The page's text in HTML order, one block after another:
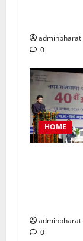
adminbharat
0
HOME
adminbharat
0